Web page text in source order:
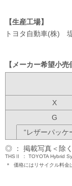
生産工場
トヨタ自動車(株)
メーカー希望小売
X
G
“レザーパッケ
◎ ： 掲載写真＜除
THSⅡ
TOYOTA Hybrid
＊
価格にはリサイクル料金